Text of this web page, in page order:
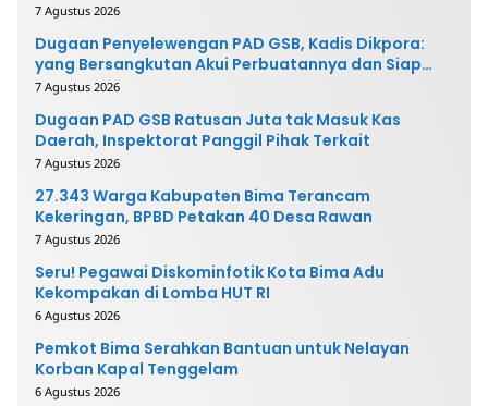
7 Agustus 2026
Dugaan Penyelewengan PAD GSB, Kadis Dikpora:
yang Bersangkutan Akui Perbuatannya dan Siap
Mengembalikan Uang
7 Agustus 2026
Dugaan PAD GSB Ratusan Juta tak Masuk Kas
Daerah, Inspektorat Panggil Pihak Terkait
7 Agustus 2026
27.343 Warga Kabupaten Bima Terancam
Kekeringan, BPBD Petakan 40 Desa Rawan
7 Agustus 2026
Seru! Pegawai Diskominfotik Kota Bima Adu
Kekompakan di Lomba HUT RI
6 Agustus 2026
Pemkot Bima Serahkan Bantuan untuk Nelayan
Korban Kapal Tenggelam
6 Agustus 2026